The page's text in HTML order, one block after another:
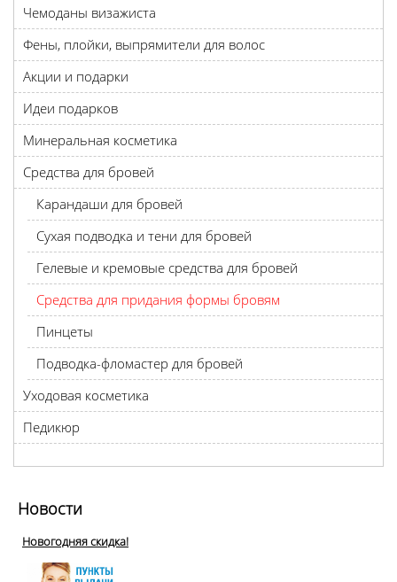
Чемоданы визажиста
Фены, плойки, выпрямители для волос
Акции и подарки
Идеи подарков
Минеральная косметика
Средства для бровей
Карандаши для бровей
Сухая подводка и тени для бровей
Гелевые и кремовые средства для бровей
Средства для придания формы бровям
Пинцеты
Подводка-фломастер для бровей
Уходовая косметика
Педикюр
Новости
Новогодняя скидка!